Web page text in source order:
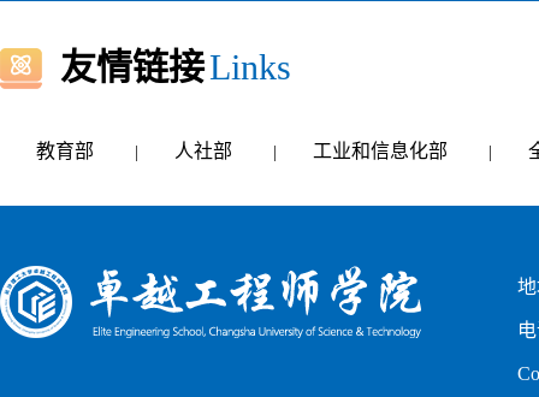
友情链接Links
教育部 人社部 工业和信息化部